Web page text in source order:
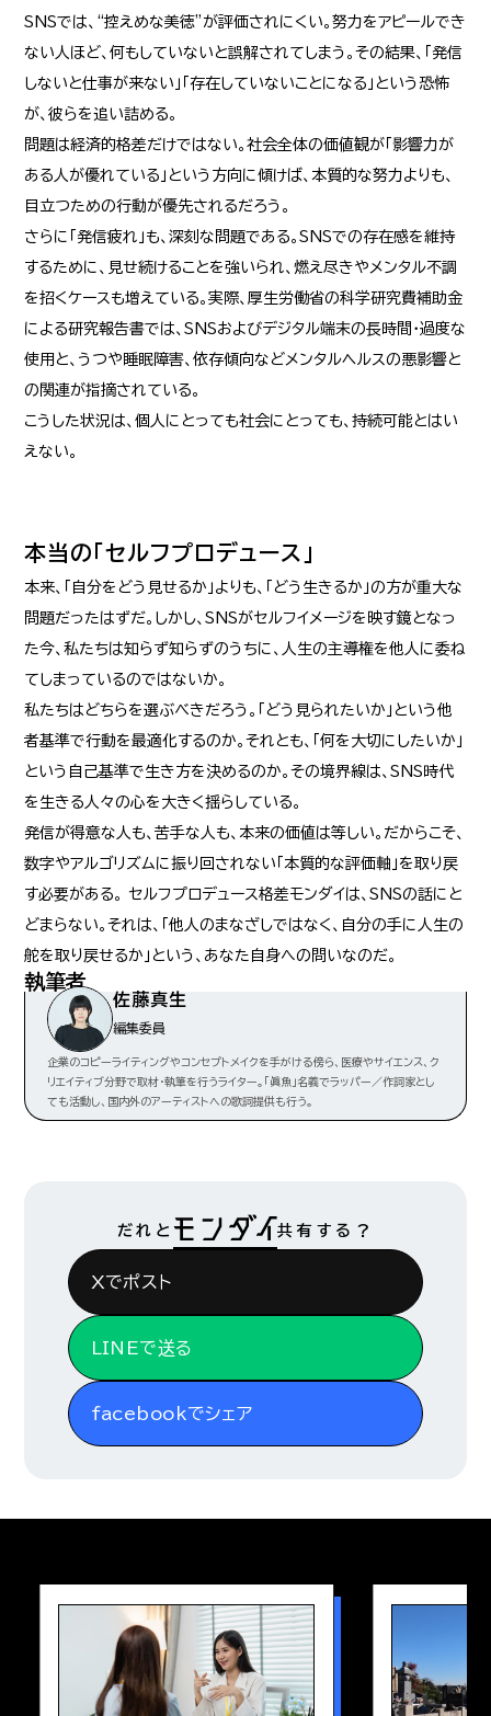
SNSでは、“控えめな美徳”が評価されにくい。努力をアピールでき
ない人ほど、何もしていないと誤解されてしまう。その結果、「発信
しないと仕事が来ない」「存在していないことになる」という恐怖
が、彼らを追い詰める。
問題は経済的格差だけではない。社会全体の価値観が「影響力が
ある人が優れている」という方向に傾けば、本質的な努力よりも、
目立つための行動が優先されるだろう。
さらに「発信疲れ」も、深刻な問題である。SNSでの存在感を維持
するために、見せ続けることを強いられ、燃え尽きやメンタル不調
を招くケースも増えている。実際、厚生労働省の科学研究費補助金
による研究報告書では、SNSおよびデジタル端末の長時間・過度な
使用と、うつや睡眠障害、依存傾向などメンタルヘルスの悪影響と
の関連が指摘されている。
こうした状況は、個人にとっても社会にとっても、持続可能とはい
えない。
本当の「セルフプロデュース」
本来、「自分をどう見せるか」よりも、「どう生きるか」の方が重大な
問題だったはずだ。しかし、SNSがセルフイメージを映す鏡となっ
た今、私たちは知らず知らずのうちに、人生の主導権を他人に委ね
てしまっているのではないか。
私たちはどちらを選ぶべきだろう。「どう見られたいか」という他
者基準で行動を最適化するのか。それとも、「何を大切にしたいか」
という自己基準で生き方を決めるのか。その境界線は、SNS時代
を生きる人々の心を大きく揺らしている。
発信が得意な人も、苦手な人も、本来の価値は等しい。だからこそ、
数字やアルゴリズムに振り回されない「本質的な評価軸」を取り戻
す必要がある。 セルフプロデュース格差モンダイは、SNSの話にと
どまらない。それは、「他人のまなざしではなく、自分の手に人生の
舵を取り戻せるか」という、あなた自身への問いなのだ。
この記事の執筆者とインタビュアーの紹介
執筆者
佐藤真生
編集委員
企業のコピーライティングやコンセプトメイクを手がける傍ら、医療やサイエンス、ク
リエイティブ分野で取材・執筆を行うライター。「眞魚」名義でラッパー／作詞家とし
ても活動し、国内外のアーティストへの歌詞提供も行う。
だれと 共有する？
Xでポスト
LINEで送る
facebookでシェア